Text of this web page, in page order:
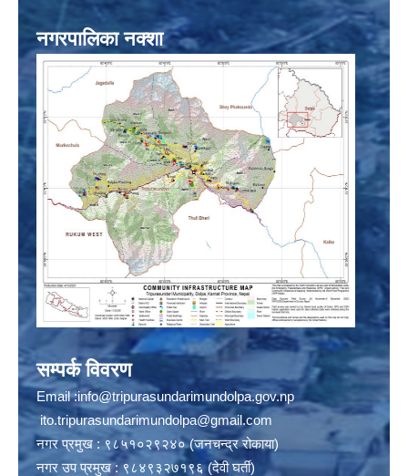
नगरपालिका नक्शा
सम्पर्क विवरण
Email :info@tripurasundarimundolpa.gov.np
ito.tripurasundarimundolpa@gmail.com
नगर प्रमुख : ९८५१०२९२४० (जनचन्द्र रोकाया)
नगर उप प्रमुख : ९८४९३२७१९६ (देवी घर्ती)